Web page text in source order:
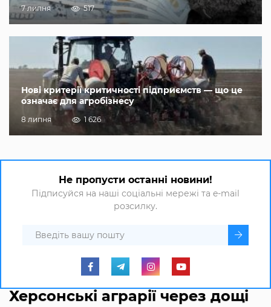
7 липня 517
Нові критерії критичності підприємств — що це
означає для агробізнесу
8 липня 1 626
Не пропусти останні новини!
Підписуйся на наші соціальні мережі та e-mail
розсилку.
Херсонські аграрії через дощі